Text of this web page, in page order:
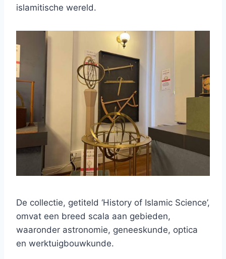
islamitische wereld.
De collectie, getiteld ‘History of Islamic Science’,
omvat een breed scala aan gebieden,
waaronder astronomie, geneeskunde, optica
en werktuigbouwkunde.